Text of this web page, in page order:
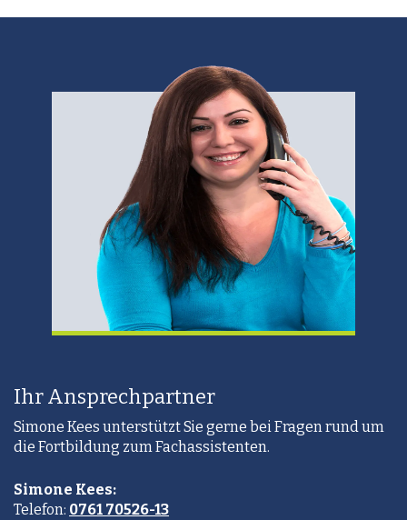
Ihr Ansprechpartner
Simone Kees unterstützt Sie gerne bei Fragen rund um
die Fortbildung zum Fachassistenten.
Simone Kees:
Telefon: 0761 70526-13